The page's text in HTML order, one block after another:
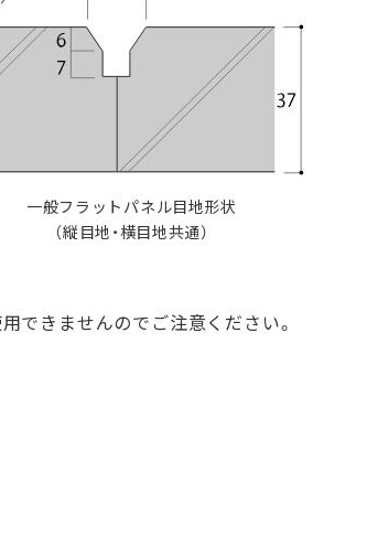
一般フラットパネル目地形状
（縦目地・横目地共通）
できませんのでご注意ください。